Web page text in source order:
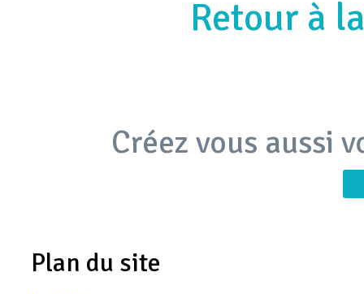
Retour à
Créez vous aussi
Plan du site